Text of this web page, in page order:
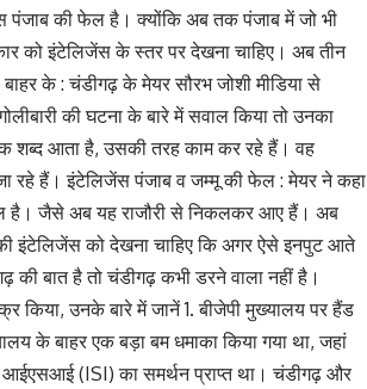
पंजाब की फेल है। क्योंकि अब तक पंजाब में जो भी
को इंटेलिजेंस के स्तर पर देखना चाहिए। अब तीन
के : चंडीगढ़ के मेयर सौरभ जोशी मीडिया से
की घटना के बारे में सवाल किया तो उनका
शब्द आता है, उसकी तरह काम कर रहे हैं। वह
रहे हैं। इंटेलिजेंस पंजाब व जम्मू की फेल : मेयर ने कहा
है। जैसे अब यह राजौरी से निकलकर आए हैं। अब
इंटेलिजेंस को देखना चाहिए कि अगर ऐसे इनपुट आते
बात है तो चंडीगढ़ कभी डरने वाला नहीं है।
किया, उनके बारे में जानें 1. बीजेपी मुख्यालय पर हैंड
के बाहर एक बड़ा बम धमाका किया गया था, जहां
(ISI) का समर्थन प्राप्त था। चंडीगढ़ और